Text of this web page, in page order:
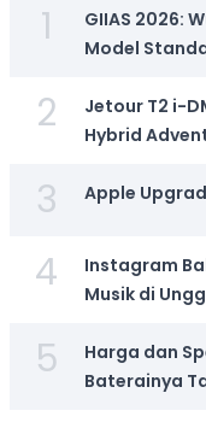
1
GIIAS 2026:
Model
2
Jetour T2 i-
Hybrid
3 Apple
4
Instagram
Musik di
5
Harga dan
Baterainya